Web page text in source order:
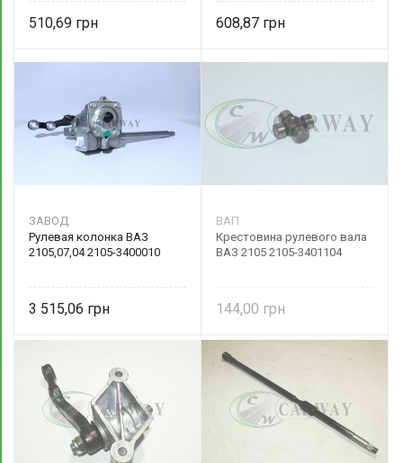
510,69 608,87
ЗАВОД
Рулевая колонка ВАЗ
2105,07,04 2105-3400010
3 515,06
ВАП
Крестовина рулевого вала
ВАЗ 2105 2105-3401104
144,00